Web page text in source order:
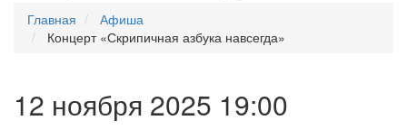
Главная
Афиша
Концерт «Скрипичная азбука навсегда»
12 ноября 2025 19:00